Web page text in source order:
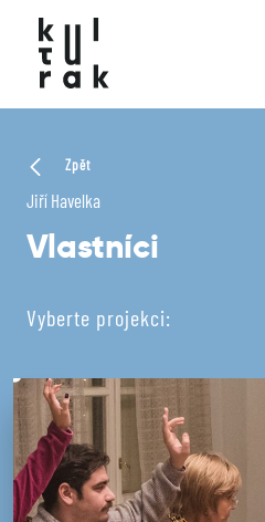
Zpět
Jiří Havelka
Vlastníci
Vyberte projekci: